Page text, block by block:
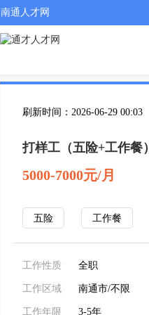
南通人才网
刷新时间：2026-06-29 00:03
打样工（五险+工作餐）
5000-7000元/月
五险 工作餐
工作性质 全职
工作区域 南通市/不限
工作年限 3-5年